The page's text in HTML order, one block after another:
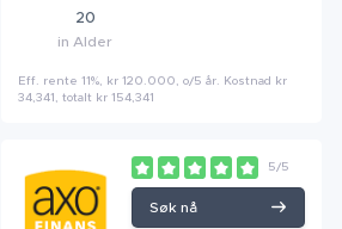
20
in Alder
Eff. rente 11%, kr 120.000, o/5 år. Kostnad kr
34,341, totalt kr 154,341
5/5
Søk nå